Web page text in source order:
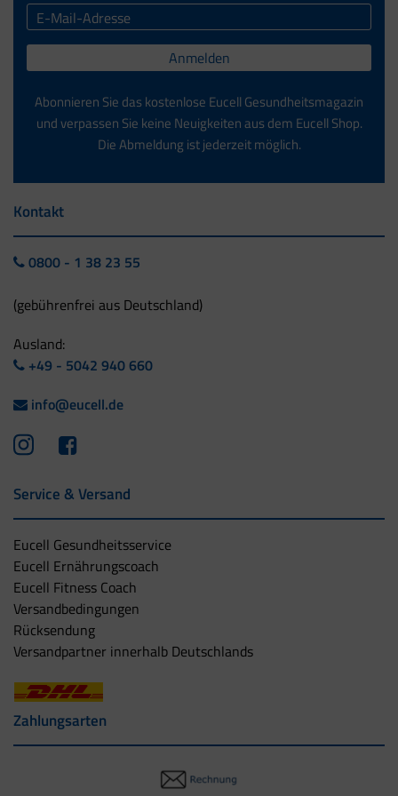
Anmelden
Abonnieren Sie das kostenlose Eucell Gesundheitsmagazin
und verpassen Sie keine Neuigkeiten aus dem Eucell Shop.
Die Abmeldung ist jederzeit möglich.
Kontakt
0800 - 1 38 23 55
(gebührenfrei aus Deutschland)
Ausland:
+49 - 5042 940 660
info@eucell.de
Service & Versand
Eucell Gesundheitsservice
Eucell Ernährungscoach
Eucell Fitness Coach
Versandbedingungen
Rücksendung
Versandpartner innerhalb Deutschlands
Zahlungsarten